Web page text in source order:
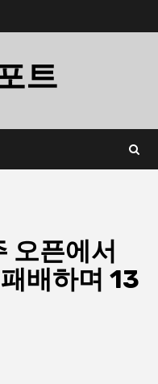
트
오픈에서
배하며 13